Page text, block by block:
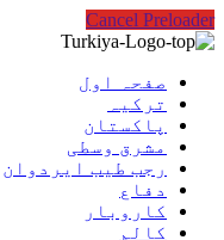
Cancel Preloader
صفحہ اول
ترکیہ
پاکستان
مشرق وسطی
رجب طیب ایردوان
دفاع
کاروبار
کالم